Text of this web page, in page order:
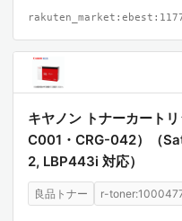
キヤノン トナーカート
C001・CRG-042）（
2, LBP443i 対応）
良品トナー r-